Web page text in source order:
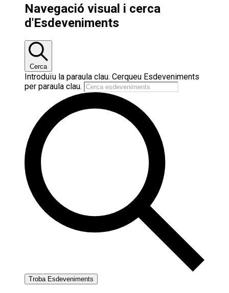
Esdeveniments
del
juny
25,
2025
Navegació visual i cerca
d'Esdeveniments
Cerca
Introduïu la paraula clau. Cerqueu Esdeveniments
per paraula clau.
Troba Esdeveniments